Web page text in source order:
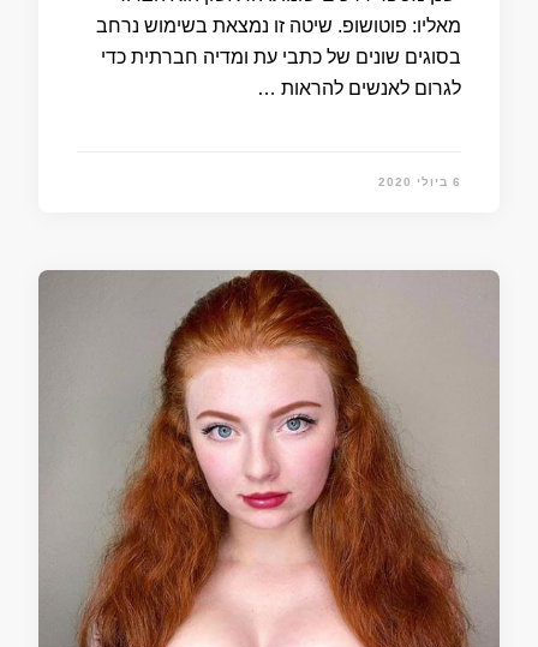
מאליו: פוטושופ. שיטה זו נמצאת בשימוש נרחב
בסוגים שונים של כתבי עת ומדיה חברתית כדי
לגרום לאנשים להראות …
6 ביולי 2020